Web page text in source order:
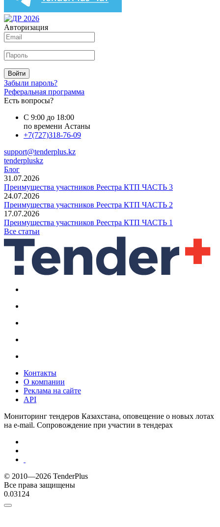
Авторизация
Войти
Забыли пароль?
Реферальная программа
Есть вопросы?
С 9:00 до 18:00
по времени Астаны
+7(727)318-76-09
support@tenderplus.kz
tenderpluskz
Блог
31.07.2026
Преимущества участников Реестра КТП ЧАСТЬ 3
24.07.2026
Преимущества участников Реестра КТП ЧАСТЬ 2
17.07.2026
Преимущества участников Реестра КТП ЧАСТЬ 1
Все статьи
Контакты
О компании
Реклама на сайте
API
Мониторинг тендеров Казахстана, оповещение о новых лотах
на e-mail. Сопровождение при участии в тендерах
© 2010—2026 TenderPlus
Все права защищены
0.03124